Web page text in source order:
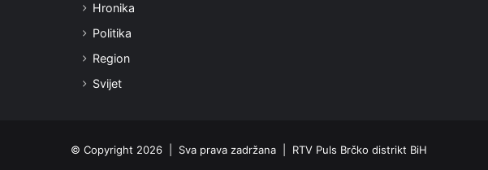
Hronika
Politika
Region
Svijet
© Copyright 2026 | Sva prava zadržana | RTV Puls Brčko distrikt BiH